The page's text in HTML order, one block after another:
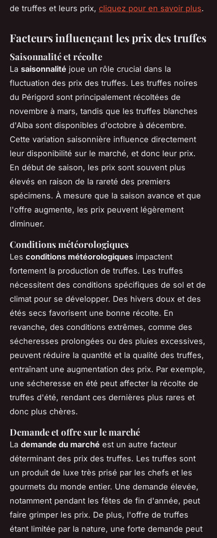
de truffes et leurs prix, cliquez pour en savoir plus.
Facteurs influençant les prix des truffes
Saisonnalité et récolte
La saisonnalité joue un rôle crucial dans la
fluctuation des prix des truffes. Les truffes noires
du Périgord sont principalement récoltées de
novembre à mars, tandis que les truffes blanches
d'Alba sont disponibles d'octobre à décembre.
Cette variation saisonnière influence directement
leur disponibilité sur le marché, et donc leur prix.
En début de saison, les prix sont souvent plus
élevés en raison de la rareté des premiers
spécimens. À mesure que la saison avance et que
l'offre augmente, les prix peuvent légèrement
diminuer.
Conditions météorologiques
Les conditions météorologiques impactent
fortement la production de truffes. Les truffes
nécessitent des conditions spécifiques de sol et de
climat pour se développer. Des hivers doux et des
étés secs favorisent une bonne récolte. En
revanche, des conditions extrêmes, comme des
sécheresses prolongées ou des pluies excessives,
peuvent réduire la quantité et la qualité des truffes,
entraînant une augmentation des prix. Par exemple,
une sécheresse en été peut affecter la récolte de
truffes d'été, rendant ces dernières plus rares et
donc plus chères.
Demande et offre sur le marché
La demande du marché est un autre facteur
déterminant des prix des truffes. Les truffes sont
un produit de luxe très prisé par les chefs et les
gourmets du monde entier. Une demande élevée,
notamment pendant les fêtes de fin d'année, peut
faire grimper les prix. De plus, l'offre de truffes
étant limitée par la nature, une forte demande peut